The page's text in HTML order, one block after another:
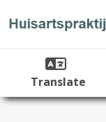
Translate